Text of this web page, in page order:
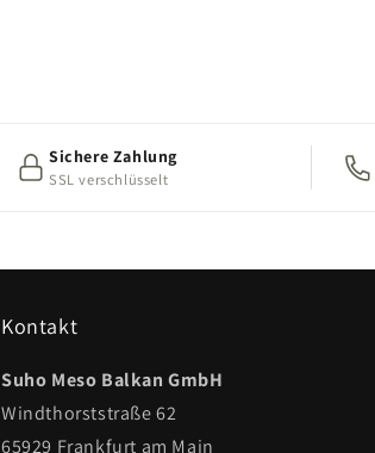
Sichere Zahlung
SSL verschlüsselt
Kontakt
Suho Meso Balkan GmbH
Windthorststraße 62
65929 Frankfurt am Main